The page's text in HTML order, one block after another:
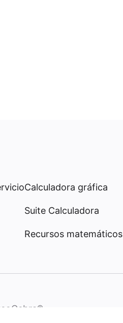
Calculadora gráfica
Suite Calculadora
Recursos matemáticos